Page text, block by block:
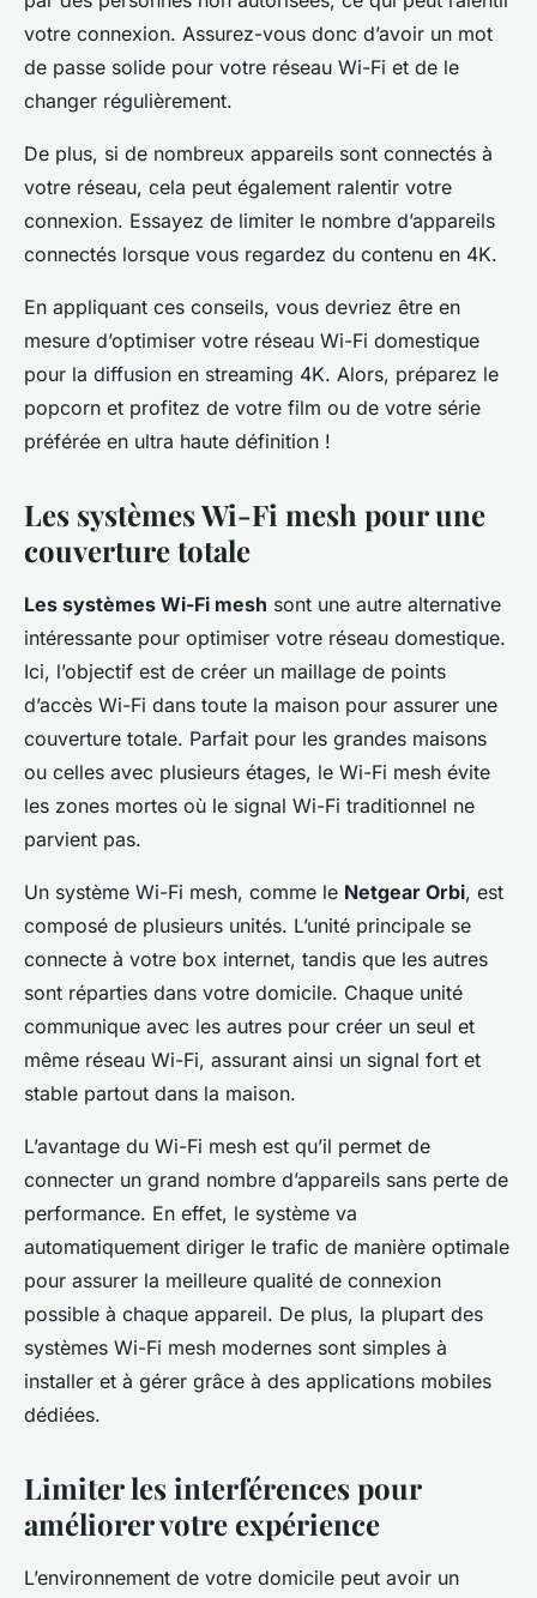
votre connexion. Assurez-vous donc d’avoir un mot
de passe solide pour votre réseau Wi-Fi et de le
changer régulièrement.
De plus, si de nombreux appareils sont connectés à
votre réseau, cela peut également ralentir votre
connexion. Essayez de limiter le nombre d’appareils
connectés lorsque vous regardez du contenu en 4K.
En appliquant ces conseils, vous devriez être en
mesure d’optimiser votre réseau Wi-Fi domestique
pour la diffusion en streaming 4K. Alors, préparez le
popcorn et profitez de votre film ou de votre série
préférée en ultra haute définition !
Les systèmes Wi-Fi mesh pour une
couverture totale
Les systèmes Wi-Fi mesh sont une autre alternative
intéressante pour optimiser votre réseau domestique.
Ici, l’objectif est de créer un maillage de points
d’accès Wi-Fi dans toute la maison pour assurer une
couverture totale. Parfait pour les grandes maisons
ou celles avec plusieurs étages, le Wi-Fi mesh évite
les zones mortes où le signal Wi-Fi traditionnel ne
parvient pas.
Un système Wi-Fi mesh, comme le Netgear Orbi, est
composé de plusieurs unités. L’unité principale se
connecte à votre box internet, tandis que les autres
sont réparties dans votre domicile. Chaque unité
communique avec les autres pour créer un seul et
même réseau Wi-Fi, assurant ainsi un signal fort et
stable partout dans la maison.
L’avantage du Wi-Fi mesh est qu’il permet de
connecter un grand nombre d’appareils sans perte de
performance. En effet, le système va
automatiquement diriger le trafic de manière optimale
pour assurer la meilleure qualité de connexion
possible à chaque appareil. De plus, la plupart des
systèmes Wi-Fi mesh modernes sont simples à
installer et à gérer grâce à des applications mobiles
dédiées.
Limiter les interférences pour
améliorer votre expérience
L’environnement de votre domicile peut avoir un